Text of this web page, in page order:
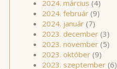
2024. március (4)
2024. február (9)
2024. január (7)
2023. december (3)
2023. november (5)
2023. október (9)
2023. szeptember (6)